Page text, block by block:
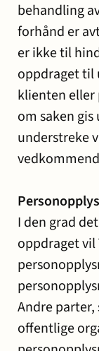
behandling
forhånd er
er ikke til
oppdraget til
klienten eller
om saken
understreke
I den grad
oppdraget vil
Andre
offentlige